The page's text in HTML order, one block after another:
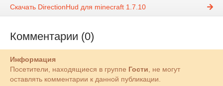
Скачать DirectionHud для minecraft 1.7.10
Комментарии (0)
Информация
Посетители, находящиеся в группе Гости, не могут
оставлять комментарии к данной публикации.